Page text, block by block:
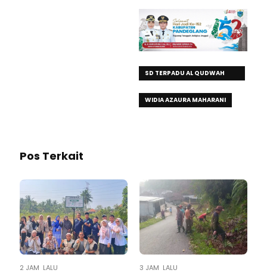
SD TERPADU AL QUDWAH
WIDIA AZAURA MAHARANI
Pos Terkait
2 JAM LALU 3 JAM LALU